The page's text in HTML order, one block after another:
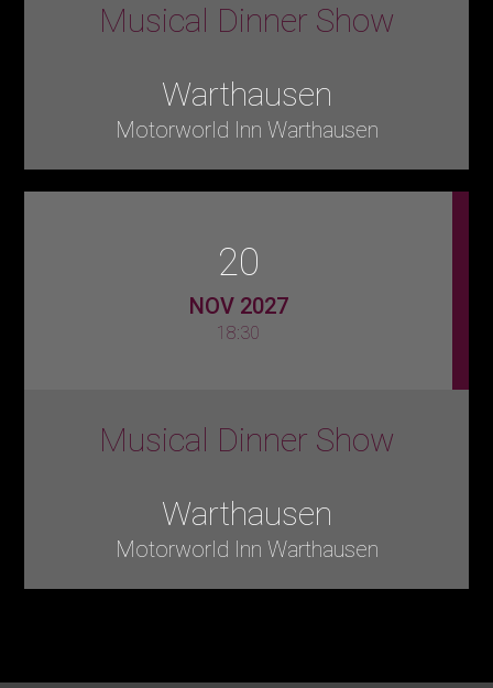
Musical Dinner Show
Warthausen
Motorworld Inn Warthausen
20
NOV 2027
18:30
Musical Dinner Show
Warthausen
Motorworld Inn Warthausen